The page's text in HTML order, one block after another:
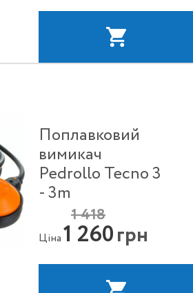
Поплавковий
вимикач
Pedrollo Tecno 3
- 3m
Ціна
1 418
1 260грн